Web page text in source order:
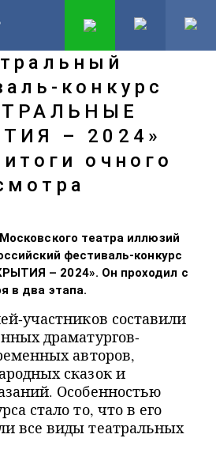
конкурс
– 2024»
очного
театра иллюзий
фестиваль-конкурс
– 2024». Он проходил с
в два этапа.
участников составили
драматургов-
авторов,
сказок и
Особенностью
стало то, что в его
все виды театральных